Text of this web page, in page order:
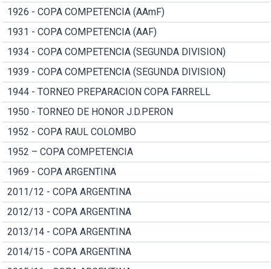
1926 - COPA COMPETENCIA (AAmF)
1931 - COPA COMPETENCIA (AAF)
1934 - COPA COMPETENCIA (SEGUNDA DIVISION)
1939 - COPA COMPETENCIA (SEGUNDA DIVISION)
1944 - TORNEO PREPARACION COPA FARRELL
1950 - TORNEO DE HONOR J.D.PERON
1952 - COPA RAUL COLOMBO
1952 – COPA COMPETENCIA
1969 - COPA ARGENTINA
2011/12 - COPA ARGENTINA
2012/13 - COPA ARGENTINA
2013/14 - COPA ARGENTINA
2014/15 - COPA ARGENTINA